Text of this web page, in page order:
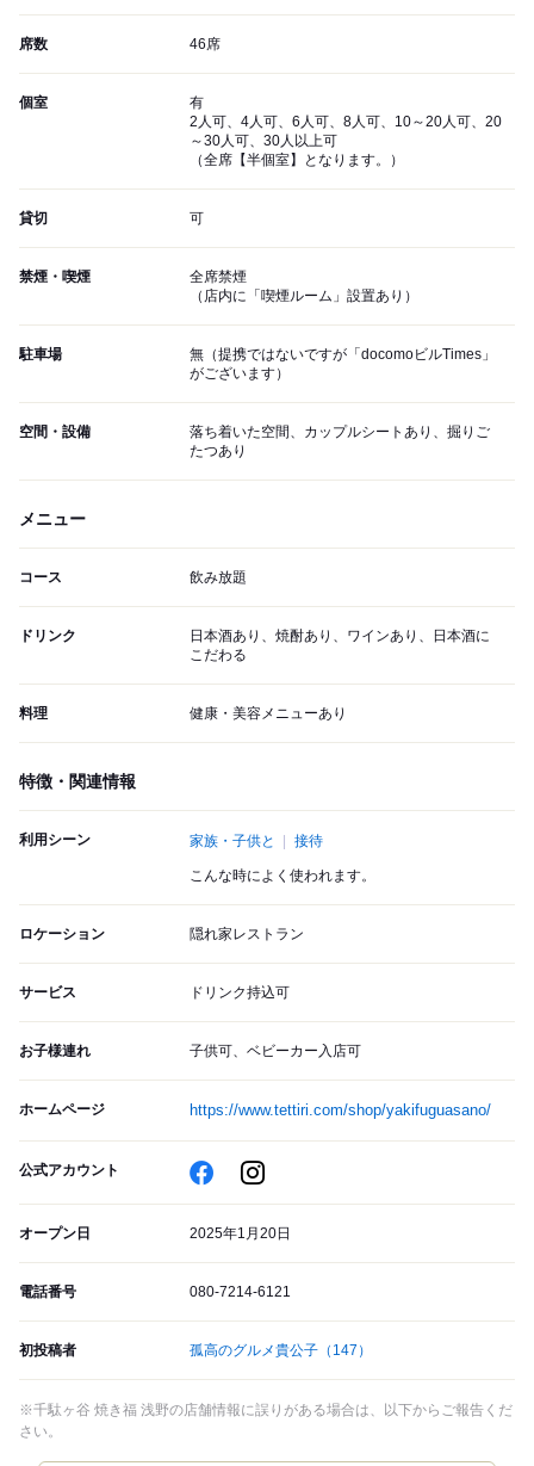
席数 46席
個室
有
2人可、4人可、6人可、8人可、10～20人可、20
～30人可、30人以上可
（全席【半個室】となります。）
貸切 可
禁煙・喫煙
全席禁煙
（店内に「喫煙ルーム」設置あり）
駐車場
無（提携ではないですが「docomoビルTimes」
がございます）
空間・設備
落ち着いた空間、カップルシートあり、掘りご
たつあり
メニュー
コース 飲み放題
ドリンク
日本酒あり、焼酎あり、ワインあり、日本酒に
こだわる
料理 健康・美容メニューあり
特徴・関連情報
利用シーン 家族・子供と 接待
こんな時によく使われます。
ロケーション 隠れ家レストラン
サービス ドリンク持込可
お子様連れ 子供可、ベビーカー入店可
ホームページ https://www.tettiri.com/shop/yakifuguasano/
公式アカウント
オープン日 2025年1月20日
電話番号 080-7214-6121
初投稿者 孤高のグルメ貴公子 （147）
※千駄ヶ谷 焼き福 浅野の店舗情報に誤りがある場合は、以下からご報告くだ
さい。